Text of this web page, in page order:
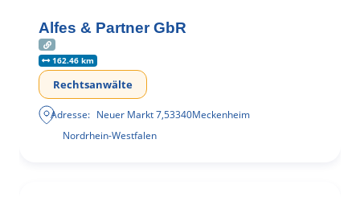
Alfes & Partner GbR
162.46 km
Rechtsanwälte
Adresse: Neuer Markt 7,53340Meckenheim
Nordrhein-Westfalen